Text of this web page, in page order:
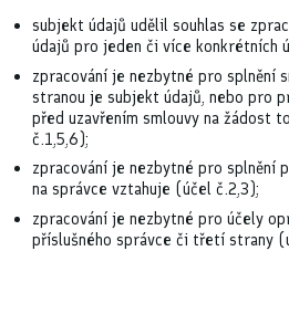
subjekt údajů udělil souhlas se
údajů pro jeden či více konkrétních
zpracování je nezbytné pro splnění
stranou je subjekt údajů, nebo pro
před uzavřením smlouvy na žádost
č.1,5,6);
zpracování je nezbytné pro splnění
na správce vztahuje (účel č.2,3);
zpracování je nezbytné pro účely
příslušného správce či třetí strany